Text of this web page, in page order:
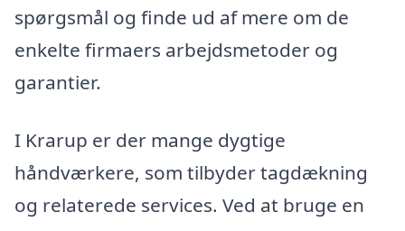
spørgsmål og finde ud af mere om de
enkelte firmaers arbejdsmetoder og
garantier.
I Krarup er der mange dygtige
håndværkere, som tilbyder tagdækning
og relaterede services. Ved at bruge en